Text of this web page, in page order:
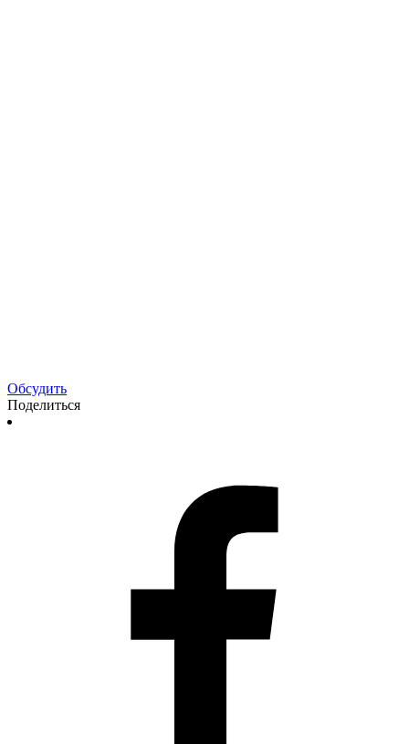
Обсудить
Поделиться